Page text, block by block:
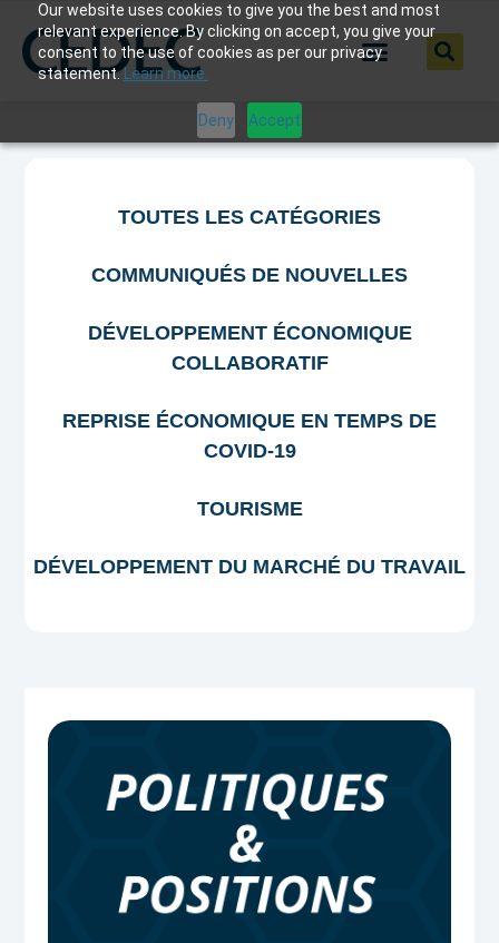
Our website uses cookies to give you the best and most
relevant experience. By clicking on accept, you give your
consent to the use of cookies as per our privacy
statement.Learn more.
Deny Accept
TOUTES LES CATÉGORIES
COMMUNIQUÉS DE NOUVELLES
DÉVELOPPEMENT ÉCONOMIQUE
COLLABORATIF
REPRISE ÉCONOMIQUE EN TEMPS DE
COVID-19
TOURISME
DÉVELOPPEMENT DU MARCHÉ DU TRAVAIL